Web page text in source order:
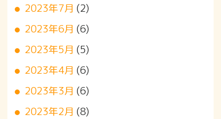
2023年7月 (2)
2023年6月 (6)
2023年5月 (5)
2023年4月 (6)
2023年3月 (6)
2023年2月 (8)